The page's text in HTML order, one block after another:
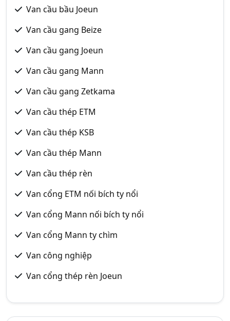
Van cầu bầu Joeun
Van cầu gang Beize
Van cầu gang Joeun
Van cầu gang Mann
Van cầu gang Zetkama
Van cầu thép ETM
Van cầu thép KSB
Van cầu thép Mann
Van cầu thép rèn
Van cổng ETM nối bích ty nổi
Van cổng Mann nối bích ty nổi
Van cổng Mann ty chìm
Van công nghiệp
Van cổng thép rèn Joeun